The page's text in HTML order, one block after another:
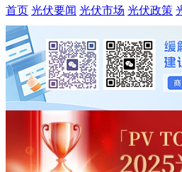
首页 光伏要闻 光伏市场 光伏政策